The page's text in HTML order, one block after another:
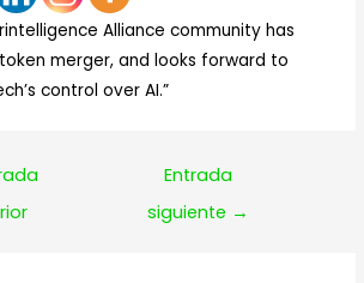
Alliance community has
merger, and looks forward to
control over AI.”
Entrada
siguiente →